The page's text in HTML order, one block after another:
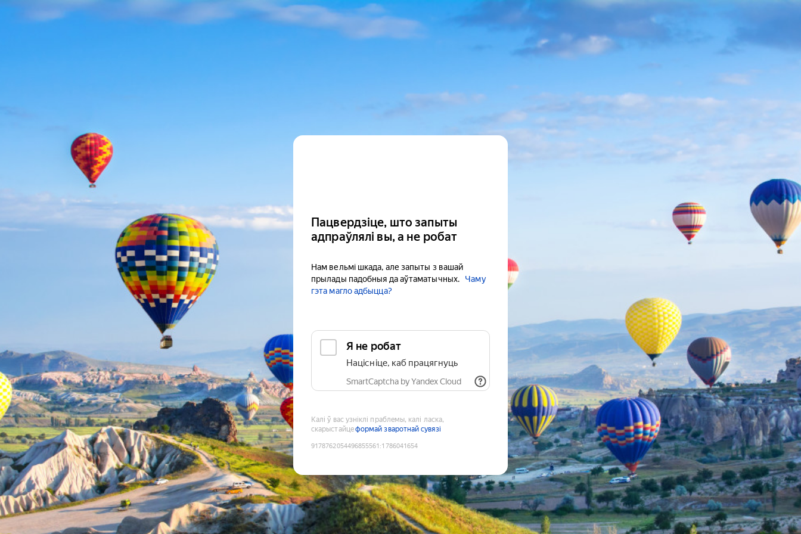
Пацвердзіце, што запыты
адпраўлялі вы, а не робат
Нам вельмі шкада, але запыты з вашай
прылады падобныя да аўтаматычных.
Чаму
гэта магло адбыцца?
Я не робат
Націсніце, каб працягнуць
SmartCaptcha by Yandex Cloud
Калі ў вас узніклі праблемы, калі ласка,
скарыстайцеформай зваротнай сувязі
9178762054496855561 :1786041654